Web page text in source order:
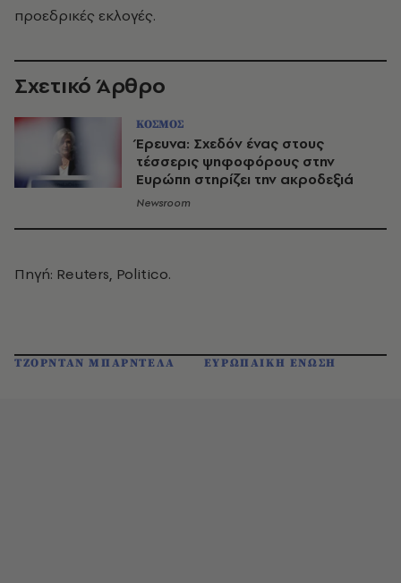
προεδρικές εκλογές.
Σχετικό Άρθρο
ΚΟΣΜΟΣ
Έρευνα: Σχεδόν ένας στους
τέσσερις ψηφοφόρους στην
Ευρώπη στηρίζει την ακροδεξιά
Newsroom
Πηγή: Reuters, Politico.
ΤΖΟΡΝΤΑΝ ΜΠΑΡΝΤΕΛΑ ΕΥΡΩΠΑΙΚΗ ΕΝΩΣΗ